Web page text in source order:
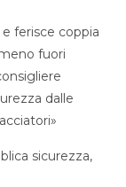
ferisce coppia
fuori
dalle
sicurezza,